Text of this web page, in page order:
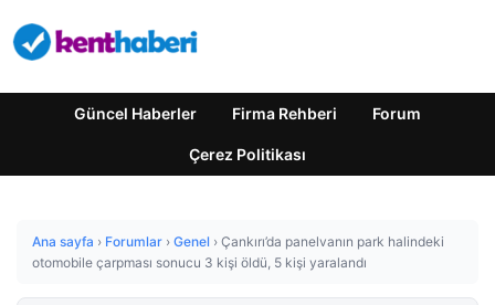
Güncel Haberler Firma Rehberi Forum
Çerez Politikası
Ana sayfa › Forumlar › Genel › Çankırı’da panelvanın park halindeki
otomobile çarpması sonucu 3 kişi öldü, 5 kişi yaralandı